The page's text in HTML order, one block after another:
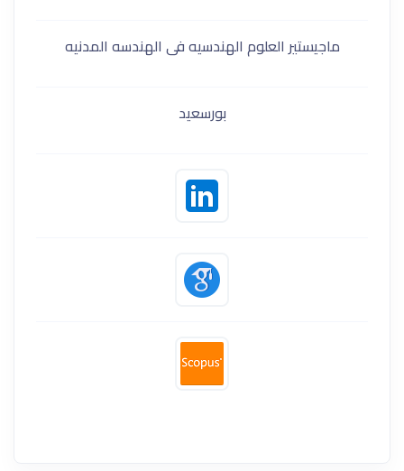
ماجيستير العلوم الهندسيه فى الهندسه المدنيه
بورسعيد